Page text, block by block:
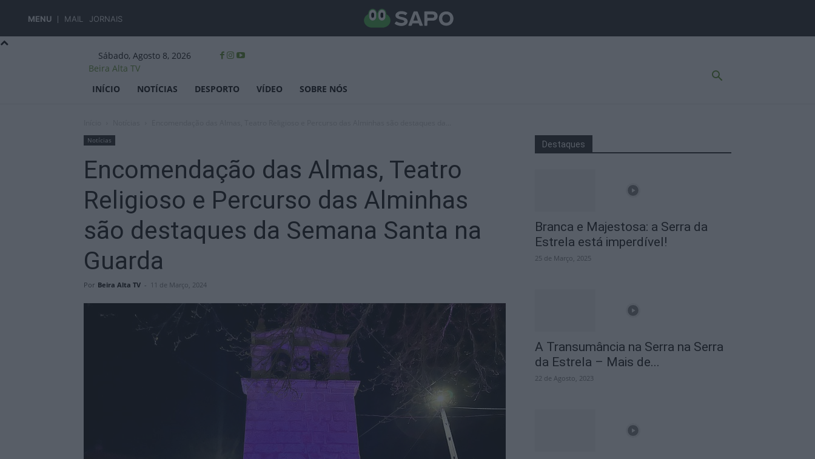
MENU MAIL JORNAIS
Sábado, Agosto 8, 2026
Beira Alta TV
INÍCIO
NOTÍCIAS DESPORTO VÍDEO SOBRE NÓS
Notícias
Encomendação das Almas, Teatro
Religioso e Percurso das Alminhas
são destaques da Semana Santa na
Guarda
Por Beira Alta TV - 11 de Março, 2024
Destaques
Branca e Majestosa: a Serra da
Estrela está imperdível!
25 de Março, 2025
A Transumância na Serra na Serra
da Estrela – Mais de...
22 de Agosto, 2023